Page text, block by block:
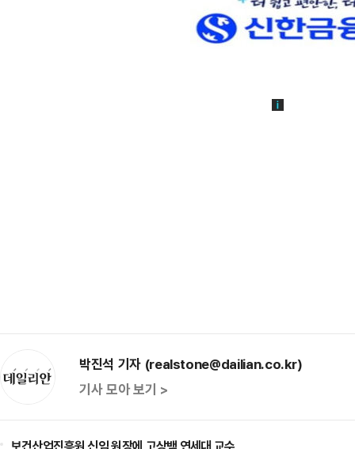
박진석 기자 (realstone@dailian.co.kr)
기사 모아 보기 >